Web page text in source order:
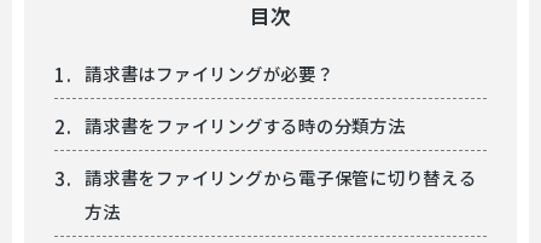
目次
請求書はファイリングが必要？
請求書をファイリングする時の分類方法
請求書をファイリングから電子保管に切り替える
方法